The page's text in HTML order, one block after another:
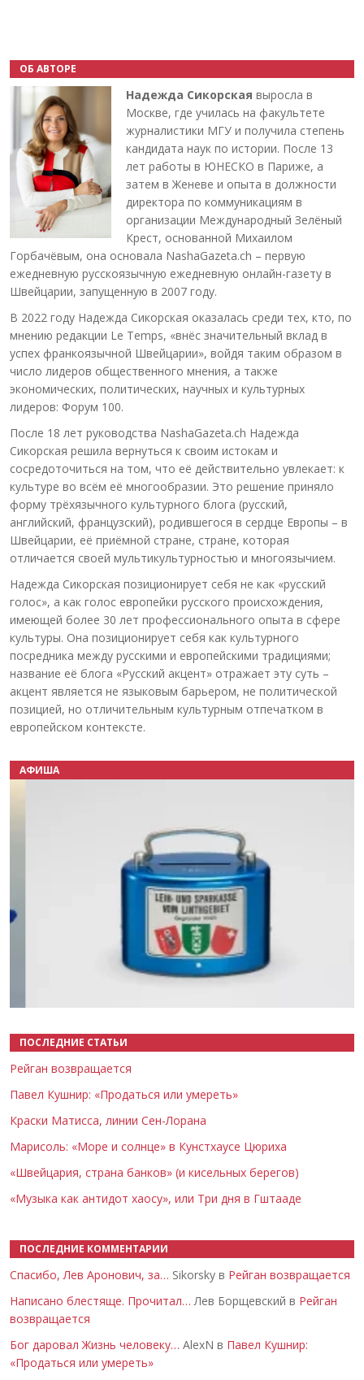
ОБ АВТОРЕ
Надежда Сикорская выросла в
Москве, где училась на факультете
журналистики МГУ и получила степень
кандидата наук по истории. После 13
лет работы в ЮНЕСКО в Париже, а
затем в Женеве и опыта в должности
директора по коммуникациям в
организации Международный Зелёный
Крест, основанной Михаилом
Горбачёвым, она основала NashaGazeta.ch – первую
ежедневную русскоязычную ежедневную онлайн-газету в
Швейцарии, запущенную в 2007 году.
В 2022 году Надежда Сикорская оказалась среди тех, кто, по
мнению редакции Le Temps, «внёс значительный вклад в
успех франкоязычной Швейцарии», войдя таким образом в
число лидеров общественного мнения, а также
экономических, политических, научных и культурных
лидеров: Форум 100.
После 18 лет руководства NashaGazeta.ch Надежда
Сикорская решила вернуться к своим истокам и
сосредоточиться на том, что её действительно увлекает: к
культуре во всём её многообразии. Это решение приняло
форму трёхязычного культурного блога (русский,
английский, французский), родившегося в сердце Европы – в
Швейцарии, её приёмной стране, стране, которая
отличается своей мультикультурностью и многоязычием.
Надежда Сикорская позиционирует себя не как «русский
голос», а как голос европейки русского происхождения,
имеющей более 30 лет профессионального опыта в сфере
культуры. Она позиционирует себя как культурного
посредника между русскими и европейскими традициями;
название её блога «Русский акцент» отражает эту суть –
акцент является не языковым барьером, не политической
позицией, но отличительным культурным отпечатком в
европейском контексте.
АФИША
ПОСЛЕДНИЕ СТАТЬИ
Рейган возвращается
Павел Кушнир: «Продаться или умереть»
Краски Матисса, линии Сен-Лорана
Марисоль: «Море и солнце» в Кунстхаусе Цюриха
«Швейцария, страна банков» (и кисельных берегов)
«Музыка как антидот хаосу», или Три дня в Гштааде
ПОСЛЕДНИЕ КОММЕНТАРИИ
Спасибо, Лев Аронович, за… Sikorsky в Рейган возвращается
Написано блестяще. Прочитал… Лев Борщевский в Рейган
возвращается
Бог даровал Жизнь человеку… AlexN в Павел Кушнир:
«Продаться или умереть»